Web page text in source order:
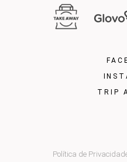
TRIP
Política de